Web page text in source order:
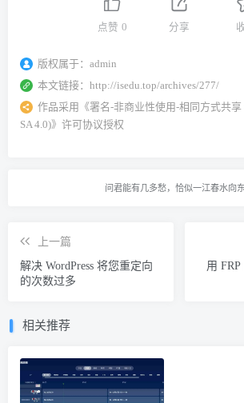
点赞 0 分享
版权属于： admin
本文链接： http://isedu.top/archives/277/
作品采用 《署名-非商业性使用-相同方式共享
SA 4.0)》许可协议授权
问君能有几多愁，恰似一江春水向
上一篇
解决 WordPress 将您重定向
的次数过多
用
相关推荐